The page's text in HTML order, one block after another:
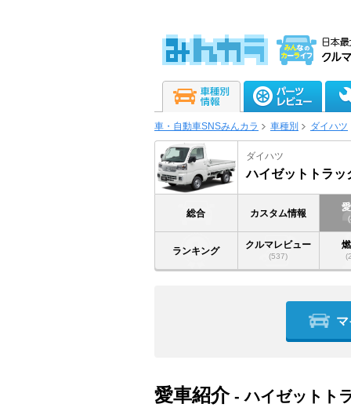
車・自動車SNSみんカラ 車種別 ダイハツ
ダイハツ
ハイゼットトラッ
総合 カスタム情報
ランキング
クルマレビュー
(537)
愛車紹介- ハイゼットト